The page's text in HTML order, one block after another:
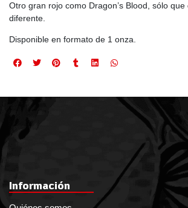
Otro gran rojo como Dragon’s Blood, sólo
diferente.
Disponible en formato de 1 onza.
Información